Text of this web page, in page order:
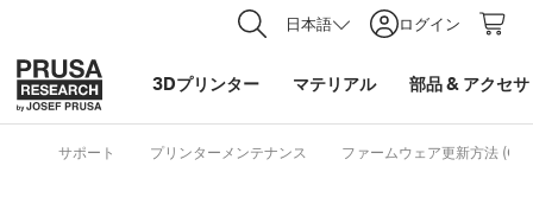
日本語 ログイン
3Dプリンター マテリアル 部品& アクセ
サポート プリンターメンテナンス ファームウェア更新方法